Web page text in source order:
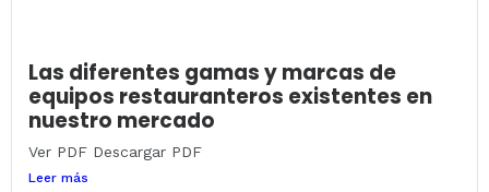
Las diferentes gamas y marcas de
equipos restauranteros existentes en
nuestro mercado
Ver PDF Descargar PDF
Leer más